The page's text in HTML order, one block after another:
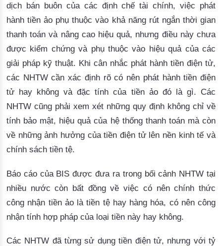
dịch bán buôn của các định chế tài chính, việc phát
hành tiền ảo phụ thuộc vào khả năng rút ngắn thời gian
thanh toán và nâng cao hiệu quả, nhưng điều này chưa
được kiểm chứng và phụ thuộc vào hiệu quả của các
giải pháp kỹ thuật. Khi cân nhắc phát hành tiền điện tử,
các NHTW cần xác định rõ có nên phát hành tiền điện
tử hay không và đặc tính của tiền ảo đó là gì. Các
NHTW cũng phải xem xét những quy định không chỉ về
tính bảo mật, hiệu quả của hệ thống thanh toán mà còn
về những ảnh hưởng của tiền điện tử lên nền kinh tế và
chính sách tiền tệ.
Báo cáo của BIS được đưa ra trong bối cảnh NHTW tại
nhiều nước còn bất đồng về việc có nên chính thức
công nhận tiền ảo là tiền tệ hay hàng hóa, có nên công
nhận tính hợp pháp của loại tiền này hay không.
Các NHTW đã từng sử dụng tiền điện tử, nhưng với tỷ